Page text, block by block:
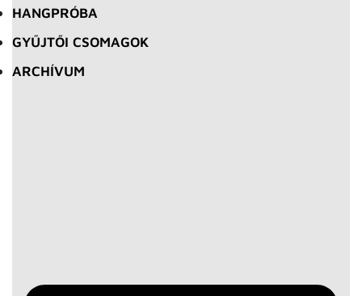
HANGPRÓBA
GYŰJTŐI CSOMAGOK
ARCHÍVUM